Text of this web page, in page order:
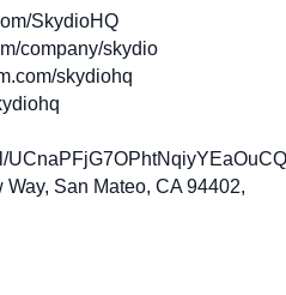
SkydioHQ
company/skydio
skydiohq
UCnaPFjG7OPhtNqiyYEaOuCQ
San Mateo, CA 94402,